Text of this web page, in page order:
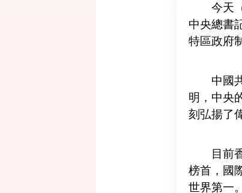
今天
中央總書
特區政府
中國
明，中央
刻弘揚了
目前
榜首，國
世界第一。